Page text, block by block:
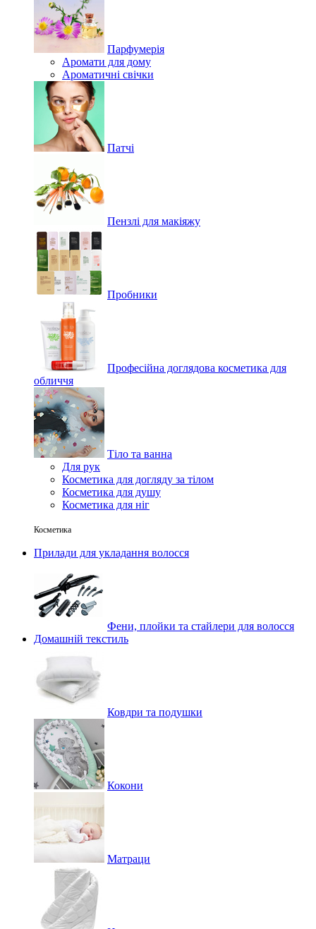
Парфумерія
Аромати для дому
Ароматичні свічки
Патчі
Пензлі для макіяжу
Пробники
Професійна доглядова косметика для
обличчя
Тіло та ванна
Для рук
Косметика для догляду за тілом
Косметика для душу
Косметика для ніг
Косметика
Прилади для укладання волосся
Фени, плойки та стайлери для волосся
Домашній текстиль
Ковдри та подушки
Кокони
Матраци